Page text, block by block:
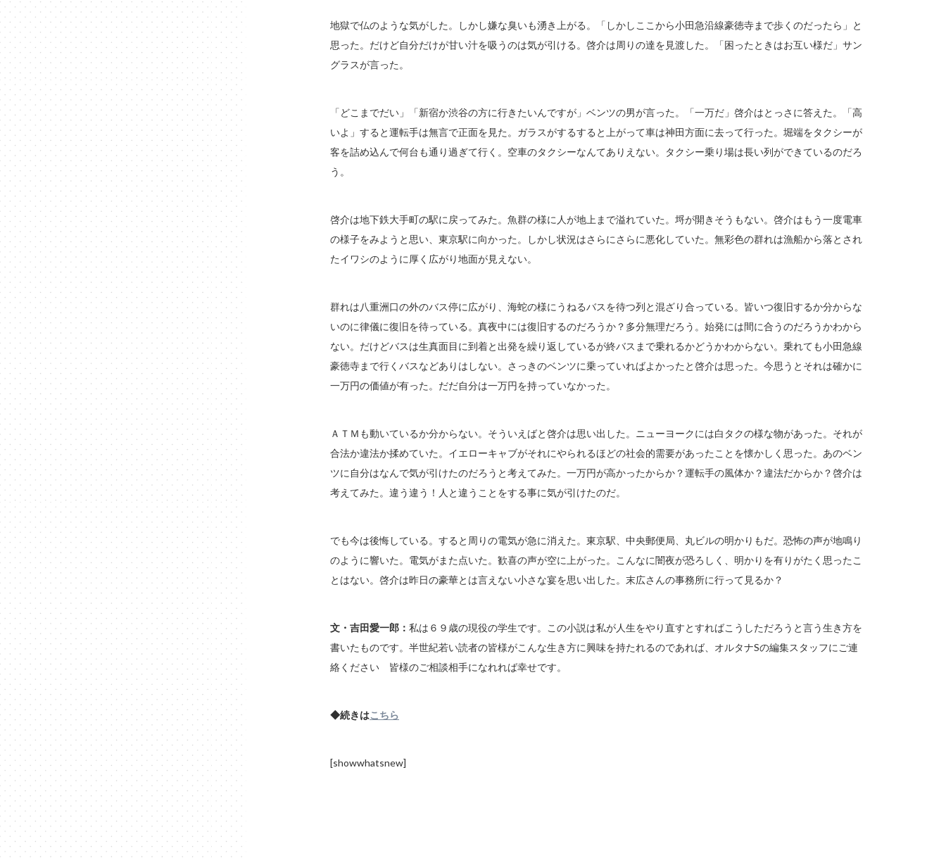
地獄で仏のような気がした。しかし嫌な臭いも湧き上がる。「しかしここから小田急沿線豪徳寺まで歩くのだったら」と
思った。だけど自分だけが甘い汁を吸うのは気が引ける。啓介は周りの達を見渡した。「困ったときはお互い様だ」サン
グラスが言った。
「どこまでだい」「新宿か渋谷の方に行きたいんですが」ベンツの男が言った。「一万だ」啓介はとっさに答えた。「高
いよ」すると運転手は無言で正面を見た。ガラスがするすると上がって車は神田方面に去って行った。堀端をタクシーが
客を詰め込んで何台も通り過ぎて行く。空車のタクシーなんてありえない。タクシー乗り場は長い列ができているのだろ
う。
啓介は地下鉄大手町の駅に戻ってみた。魚群の様に人が地上まで溢れていた。埒が開きそうもない。啓介はもう一度電車
の様子をみようと思い、東京駅に向かった。しかし状況はさらにさらに悪化していた。無彩色の群れは漁船から落とされ
たイワシのように厚く広がり地面が見えない。
群れは八重洲口の外のバス停に広がり、海蛇の様にうねるバスを待つ列と混ざり合っている。皆いつ復旧するか分からな
いのに律儀に復旧を待っている。真夜中には復旧するのだろうか？多分無理だろう。始発には間に合うのだろうかわから
ない。だけどバスは生真面目に到着と出発を繰り返しているが終バスまで乗れるかどうかわからない。乗れても小田急線
豪徳寺まで行くバスなどありはしない。さっきのベンツに乗っていればよかったと啓介は思った。今思うとそれは確かに
一万円の価値が有った。だだ自分は一万円を持っていなかった。
ＡＴＭも動いているか分からない。そういえばと啓介は思い出した。ニューヨークには白タクの様な物があった。それが
合法か違法か揉めていた。イエローキャブがそれにやられるほどの社会的需要があったことを懐かしく思った。あのベン
ツに自分はなんで気が引けたのだろうと考えてみた。一万円が高かったからか？運転手の風体か？違法だからか？啓介は
考えてみた。違う違う！人と違うことをする事に気が引けたのだ。
でも今は後悔している。すると周りの電気が急に消えた。東京駅、中央郵便局、丸ビルの明かりもだ。恐怖の声が地鳴り
のように響いた。電気がまた点いた。歓喜の声が空に上がった。こんなに闇夜が恐ろしく、明かりを有りがたく思ったこ
とはない。啓介は昨日の豪華とは言えない小さな宴を思い出した。末広さんの事務所に行って見るか？
文・吉田愛一郎： 私は６９歳の現役の学生です。この小説は私が人生をやり直すとすればこうしただろうと言う生き方を
書いたものです。半世紀若い読者の皆様がこんな生き方に興味を持たれるのであれば、オルタナSの編集スタッフにご連
絡ください 皆様のご相談相手になれれば幸せです。
◆続きはこちら
[showwhatsnew]